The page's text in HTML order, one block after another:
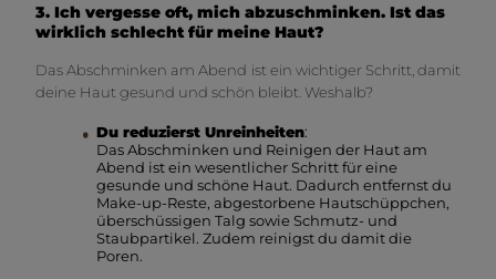
3. Ich vergesse oft, mich abzuschminken. Ist das
wirklich schlecht für meine Haut?
Das Abschminken am Abend ist ein wichtiger Schritt, damit
deine Haut gesund und schön bleibt. Weshalb?
Du reduzierst Unreinheiten:
Das Abschminken und Reinigen der Haut am
Abend ist ein wesentlicher Schritt für eine
gesunde und schöne Haut. Dadurch entfernst du
Make-up-Reste, abgestorbene Hautschüppchen,
überschüssigen Talg sowie Schmutz- und
Staubpartikel. Zudem reinigst du damit die
Poren.